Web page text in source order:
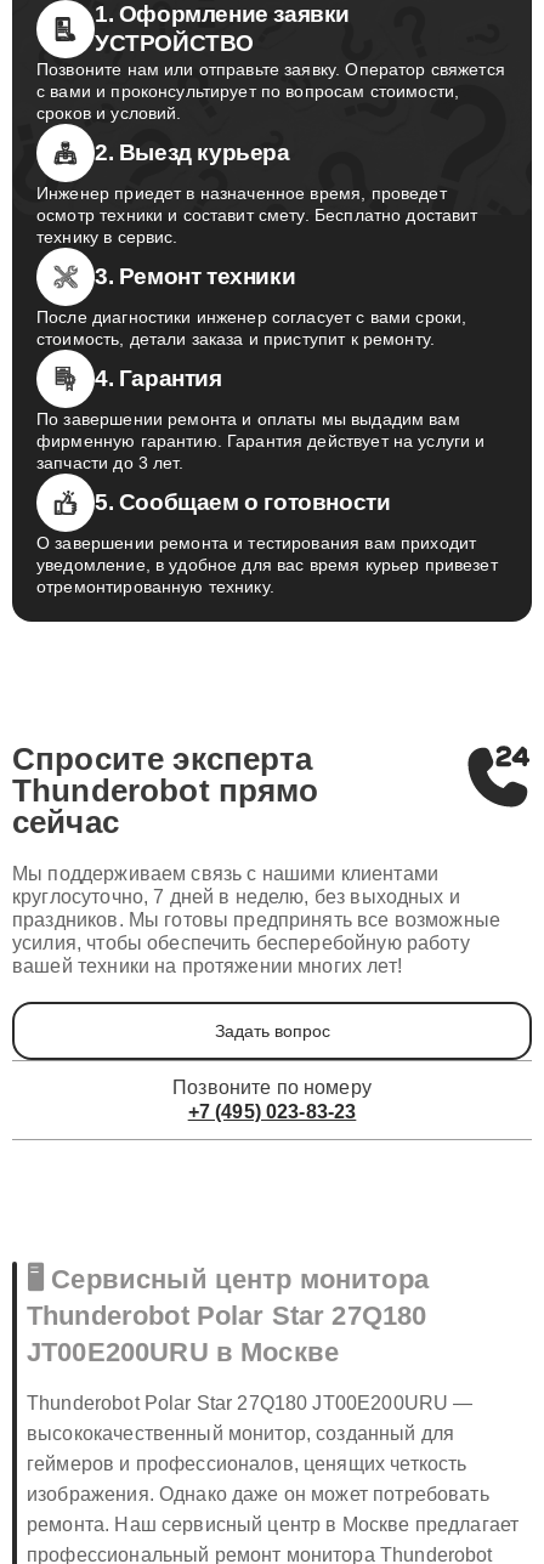
1. Оформление заявки
УСТРОЙСТВО
Позвоните нам или отправьте заявку. Оператор свяжется
с вами и проконсультирует по вопросам стоимости,
сроков и условий.
2. Выезд курьера
Инженер приедет в назначенное время, проведет
осмотр техники и составит смету. Бесплатно доставит
технику в сервис.
3. Ремонт техники
После диагностики инженер согласует с вами сроки,
стоимость, детали заказа и приступит к ремонту.
4. Гарантия
По завершении ремонта и оплаты мы выдадим вам
фирменную гарантию. Гарантия действует на услуги и
запчасти до 3 лет.
5. Сообщаем о готовности
О завершении ремонта и тестирования вам приходит
уведомление, в удобное для вас время курьер привезет
отремонтированную технику.
Спросите эксперта
Thunderobot прямо
сейчас
Мы поддерживаем связь с нашими клиентами
круглосуточно, 7 дней в неделю, без выходных и
праздников. Мы готовы предпринять все возможные
усилия, чтобы обеспечить бесперебойную работу
вашей техники на протяжении многих лет!
Задать вопрос
Позвоните по номеру
+7 (495) 023-83-23
🖥️ Сервисный центр монитора
Thunderobot Polar Star 27Q180
JT00E200URU в Москве
Thunderobot Polar Star 27Q180 JT00E200URU —
высококачественный монитор, созданный для
геймеров и профессионалов, ценящих четкость
изображения. Однако даже он может потребовать
ремонта. Наш сервисный центр в Москве предлагает
профессиональный ремонт монитора Thunderobot